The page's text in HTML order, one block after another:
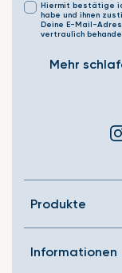
Hiermit bestätige
habe und ihnen
Deine E-Mail-
vertraulich
Mehr
Produkte
Informationen